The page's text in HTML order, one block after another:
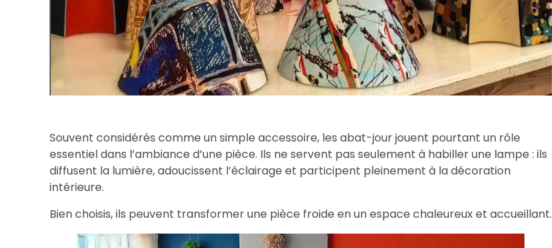
Souvent considérés comme un simple accessoire, les abat-jour jouent pourtant un rôle
essentiel dans l’ambiance d’une pièce. Ils ne servent pas seulement à habiller une lampe : ils
diffusent la lumière, adoucissent l’éclairage et participent pleinement à la décoration
intérieure.
Bien choisis, ils peuvent transformer une pièce froide en un espace chaleureux et accueillant.